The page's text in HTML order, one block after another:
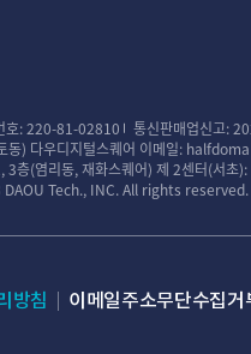
호: 220-81-02810
통신판매업신고:
동) 다우디지털스퀘어 이메일:
3층(염리동, 재화스퀘어) 제 2센터(서초
DAOU Tech., INC. All rights reserved.
방침 이메일주소무단수집거